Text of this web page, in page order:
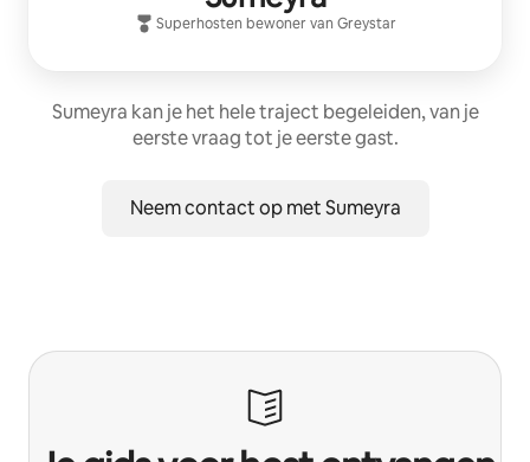
Superhosten bewoner van Greystar
Sumeyra kan je het hele traject begeleiden, van je
eerste vraag tot je eerste gast.
Neem contact op met Sumeyra